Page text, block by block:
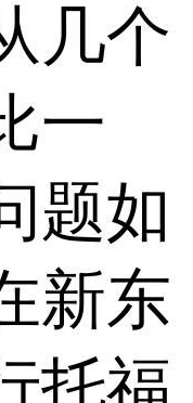
几个
一
题如
新东
托福